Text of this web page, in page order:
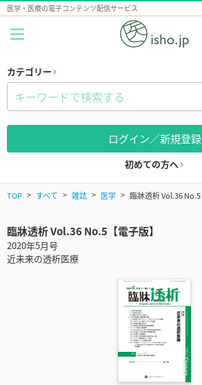
医学・医療の電子コンテンツ配信サービス
カテゴリー
ログイン／新規登録
初めての方へ
TOP すべて 雑誌 医学 臨牀透析 Vol.36 No.5
臨牀透析 Vol.36 No.5【電子版】
2020年5月号
近未来の透析医療